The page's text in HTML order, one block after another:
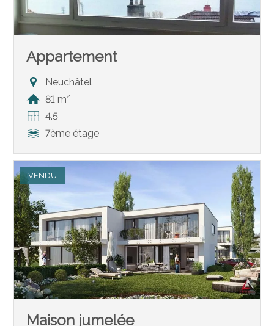
Appartement
Neuchâtel
81 m²
4.5
7ème étage
VENDU
Maison jumelée